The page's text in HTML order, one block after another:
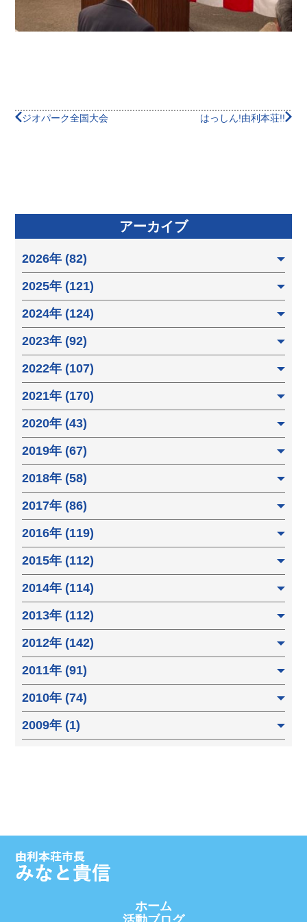
ジオパーク全国大会 はっしん!由利本荘!!
アーカイブ
2026年 (82)
2025年 (121)
2024年 (124)
2023年 (92)
2022年 (107)
2021年 (170)
2020年 (43)
2019年 (67)
2018年 (58)
2017年 (86)
2016年 (119)
2015年 (112)
2014年 (114)
2013年 (112)
2012年 (142)
2011年 (91)
2010年 (74)
2009年 (1)
ホーム